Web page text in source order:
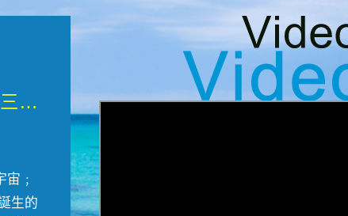
微觀墾丁三部曲 重生....
﹔
生的